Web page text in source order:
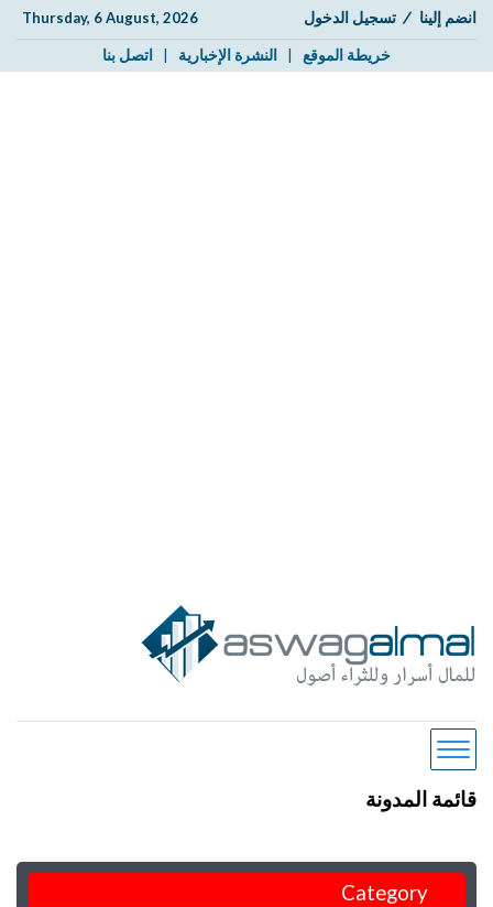
انضم إلينا / تسجيل الدخول Thursday, 6 August, 2026
خريطة الموقع | النشرة الإخبارية | اتصل بنا
قائمة المدونة
Category